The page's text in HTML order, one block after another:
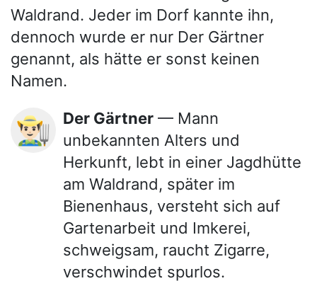
Waldrand. Jeder im Dorf kannte ihn,
dennoch wurde er nur Der Gärtner
genannt, als hätte er sonst keinen
Namen.
👨🏻‍🌾 Der Gärtner — Mann
unbekannten Alters und
Herkunft, lebt in einer Jagdhütte
am Waldrand, später im
Bienenhaus, versteht sich auf
Gartenarbeit und Imkerei,
schweigsam, raucht Zigarre,
verschwindet spurlos.